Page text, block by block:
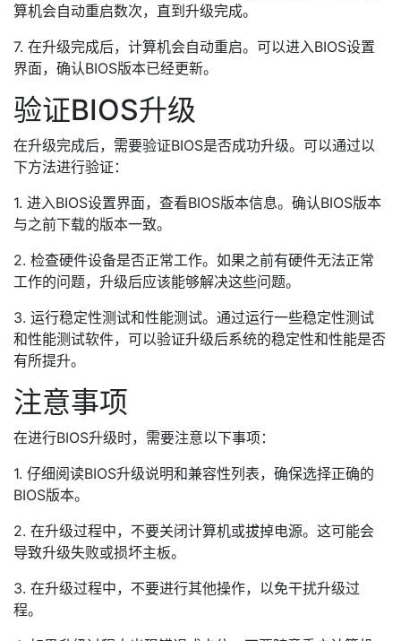
算机会自动重启数次，直到升级完成。
7. 在升级完成后，计算机会自动重启。可以进入BIOS设置
界面，确认BIOS版本已经更新。
验证BIOS升级
在升级完成后，需要验证BIOS是否成功升级。可以通过以
下方法进行验证：
1. 进入BIOS设置界面，查看BIOS版本信息。确认BIOS版本
与之前下载的版本一致。
2. 检查硬件设备是否正常工作。如果之前有硬件无法正常
工作的问题，升级后应该能够解决这些问题。
3. 运行稳定性测试和性能测试。通过运行一些稳定性测试
和性能测试软件，可以验证升级后系统的稳定性和性能是否
有所提升。
注意事项
在进行BIOS升级时，需要注意以下事项：
1. 仔细阅读BIOS升级说明和兼容性列表，确保选择正确的
BIOS版本。
2. 在升级过程中，不要关闭计算机或拔掉电源。这可能会
导致升级失败或损坏主板。
3. 在升级过程中，不要进行其他操作，以免干扰升级过
程。